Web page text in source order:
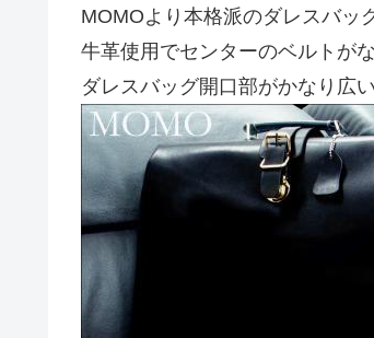
MOMOより本格派のダレスバッ
牛革使用でセンターのベルトが
ダレスバッグ開口部がかなり広